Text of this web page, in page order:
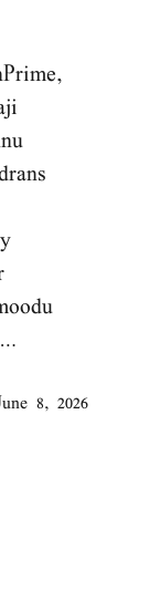
,
…
8, 2026